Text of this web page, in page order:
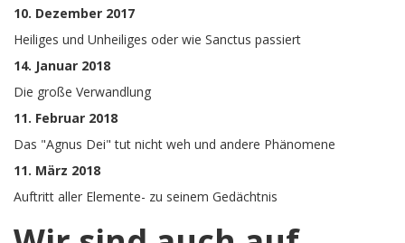
10. Dezember 2017
Heiliges und Unheiliges oder wie Sanctus passiert
14. Januar 2018
Die große Verwandlung
11. Februar 2018
Das "Agnus Dei" tut nicht weh und andere Phänomene
11. März 2018
Auftritt aller Elemente- zu seinem Gedächtnis